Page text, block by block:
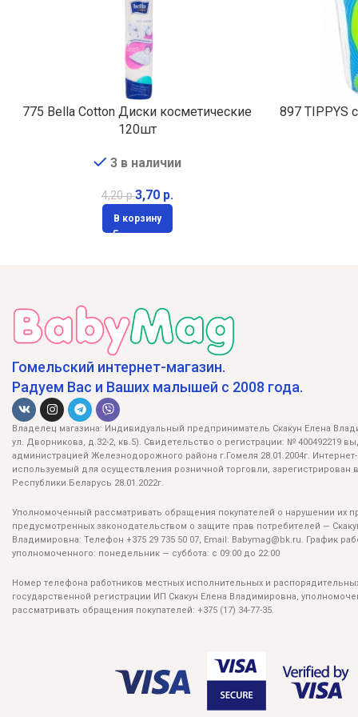
775 Bella Cotton Диски косметические
120шт
3 в наличии
4,20р.3,70 р.
В корзину
897 TIPPYS
Гомельский интернет-магазин.
Радуем Вас и Ваших малышей с 2008 года.
Владелец магазина: Индивидуальный предприниматель Скакун Елена
ул. Дворникова, д.32-2, кв.5). Свидетельство о регистрации: № 400492219
администрацией Железнодорожного района г.Гомеля 28.01.2004г.
используемый для осуществления розничной торговли, зарегистрирован
Республики Беларусь 28.01.2022г.
Уполномоченный рассматривать обращения покупателей о нарушении их
предусмотренных законодательством о защите прав потребителей —
Владимировна: Телефон +375 29 735 50 07, Email: Babymag@bk.ru. График
уполномоченного: понедельник — суббота: с 09:00 до 22:00
Номер телефона работников местных исполнительных и
государственной регистрации ИП Скакун Елена Владимировна,
рассматривать обращения покупателей: +375 (17) 34-77-35.